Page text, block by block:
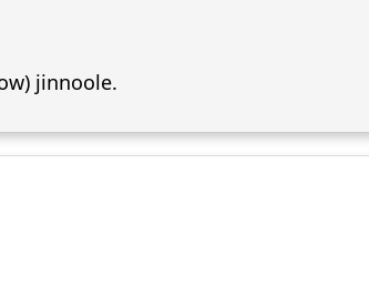
jinnoole.